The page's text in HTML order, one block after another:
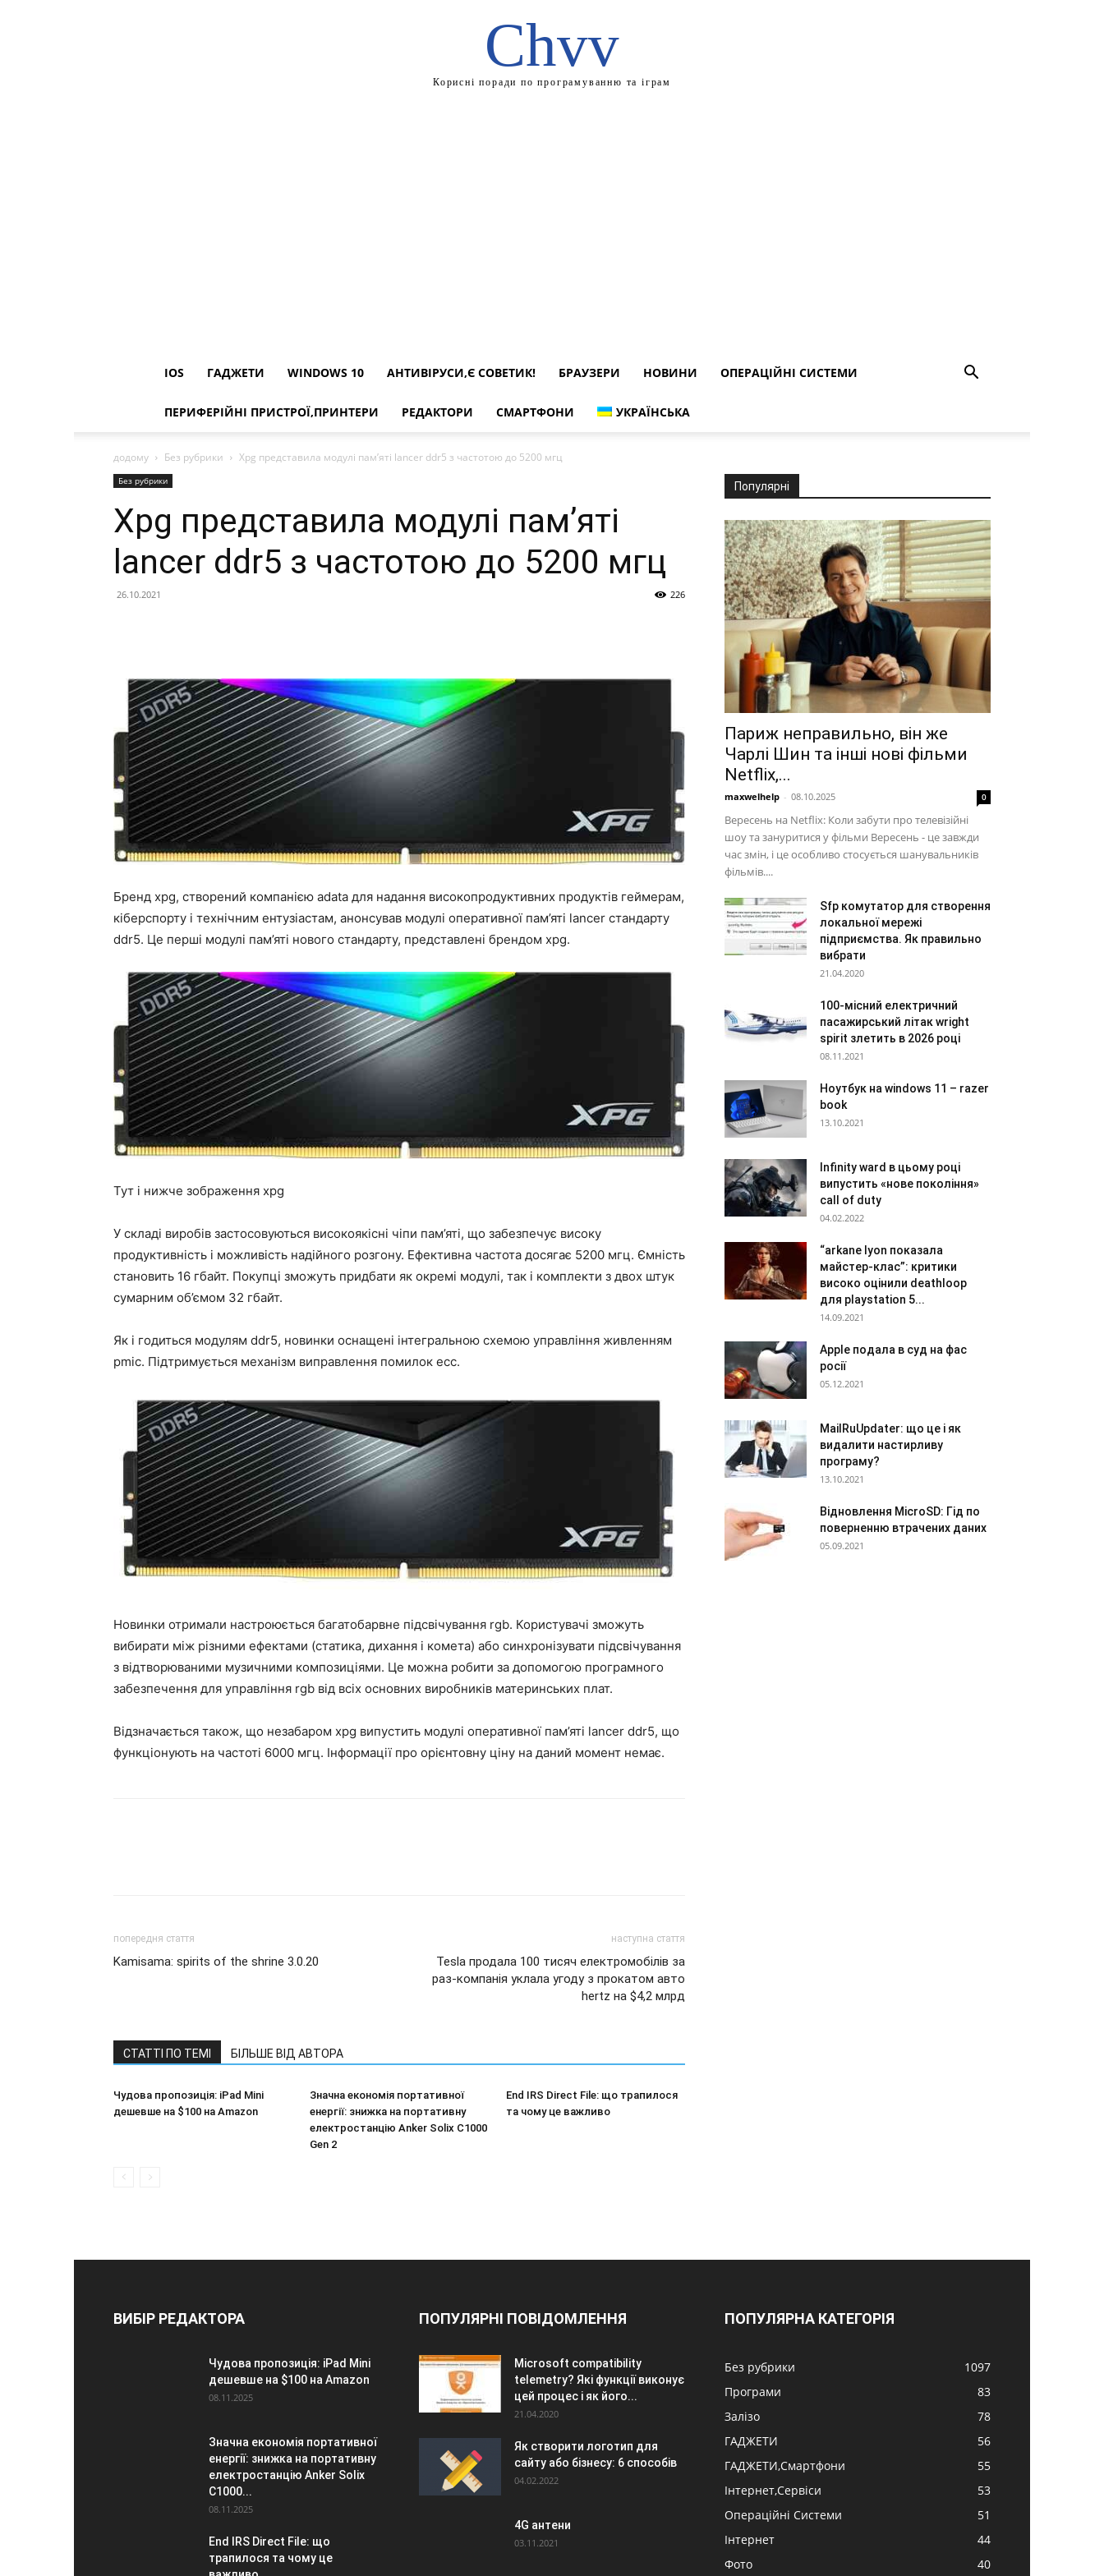
Chvv
Корисні поради по програмуванню та іграм
IOS ГАДЖЕТИ WINDOWS 10 АНТИВІРУСИ,Є СОВЕТИК! БРАУЗЕРИ НОВИНИ ОПЕРАЦІЙНІ СИСТЕМИ
ПЕРИФЕРІЙНІ ПРИСТРОЇ,ПРИНТЕРИ РЕДАКТОРИ СМАРТФОНИ УКРАЇНСЬКА
додому Без рубрики Xpg представила модулі пам’яті lancer ddr5 з частотою до 5200 мгц
Без рубрики
Xpg представила модулі пам’яті
lancer ddr5 з частотою до 5200 мгц
26.10.2021 226
Бренд xpg, створений компанією adata для надання високопродуктивних продуктів геймерам,
кіберспорту і технічним ентузіастам, анонсував модулі оперативної пам’яті lancer стандарту
ddr5. Це перші модулі пам’яті нового стандарту, представлені брендом xpg.
Тут і нижче зображення xpg
У складі виробів застосовуються високоякісні чіпи пам’яті, що забезпечує високу
продуктивність і можливість надійного розгону. Ефективна частота досягає 5200 мгц. Ємність
становить 16 гбайт. Покупці зможуть придбати як окремі модулі, так і комплекти з двох штук
сумарним об’ємом 32 гбайт.
Як і годиться модулям ddr5, новинки оснащені інтегральною схемою управління живленням
pmic. Підтримується механізм виправлення помилок ecc.
Новинки отримали настроюється багатобарвне підсвічування rgb. Користувачі зможуть
вибирати між різними ефектами (статика, дихання і комета) або синхронізувати підсвічування
з відтворюваними музичними композиціями. Це можна робити за допомогою програмного
забезпечення для управління rgb від всіх основних виробників материнських плат.
Відзначається також, що незабаром xpg випустить модулі оперативної пам’яті lancer ddr5, що
функціонують на частоті 6000 мгц. Інформації про орієнтовну ціну на даний момент немає.
попередня стаття
Kamisama: spirits of the shrine 3.0.20
наступна стаття
Tesla продала 100 тисяч електромобілів за
раз-компанія уклала угоду з прокатом авто
hertz на $4,2 млрд
СТАТТІ ПО ТЕМІ БІЛЬШЕ ВІД АВТОРА
Чудова пропозиція: iPad Mini
дешевше на $100 на Amazon
Значна економія портативної
енергії: знижка на портативну
електростанцію Anker Solix C1000
Gen 2
End IRS Direct File: що трапилося
та чому це важливо
Популярні
Париж неправильно, він же
Чарлі Шин та інші нові фільми
Netflix,...
maxwelhelp - 08.10.2025 0
Вересень на Netflix: Коли забути про телевізійні
шоу та зануритися у фільми Вересень - це завжди
час змін, і це особливо стосується шанувальників
фільмів....
Sfp комутатор для створення
локальної мережі
підприємства. Як правильно
вибрати
21.04.2020
100-місний електричний
пасажирський літак wright
spirit злетить в 2026 році
08.11.2021
Ноутбук на windows 11 – razer
book
13.10.2021
Infinity ward в цьому році
випустить «нове покоління»
call of duty
04.02.2022
“arkane lyon показала
майстер-клас”: критики
високо оцінили deathloop
для playstation 5...
14.09.2021
Apple подала в суд на фас
росії
05.12.2021
MailRuUpdater: що це і як
видалити настирливу
програму?
13.10.2021
Відновлення MicroSD: Гід по
поверненню втрачених даних
05.09.2021
ВИБІР РЕДАКТОРА
Чудова пропозиція: iPad Mini
дешевше на $100 на Amazon
08.11.2025
Значна економія портативної
енергії: знижка на портативну
електростанцію Anker Solix
C1000...
08.11.2025
End IRS Direct File: що
трапилося та чому це
ПОПУЛЯРНІ ПОВІДОМЛЕННЯ
Microsoft compatibility
telemetry? Які функції виконує
цей процес і як його...
21.04.2020
Як створити логотип для
сайту або бізнесу: 6 способів
04.02.2022
4G антени
03.11.2021
ПОПУЛЯРНА КАТЕГОРІЯ
Без рубрики
1097
Програми
83
Залізо
78
ГАДЖЕТИ
56
ГАДЖЕТИ,Смартфони
55
Інтернет,Сервіси
53
Операційні Системи
51
Інтернет
44
Фото
40